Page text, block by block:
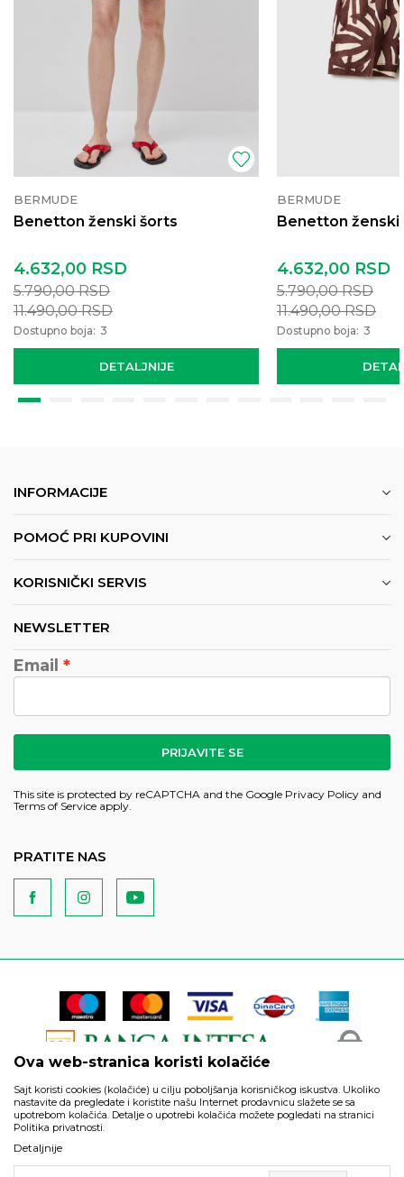
BERMUDE
Benetton ženski šorts
DETALJNIJE
4.632,00 RSD
5.790,00RSD
11.490,00RSD
Dostupno boja: 3
BERMUDE
Benetton ženski
4.632,00 RSD
5.790,00RSD
11.490,00RSD
Dostupno boja: 3
INFORMACIJE
POMOĆ PRI KUPOVINI
KORISNIČKI SERVIS
NEWSLETTER
Email
PRIJAVITE SE
This site is protected by reCAPTCHA and the Google Privacy Policy and
Terms of Service apply.
PRATITE NAS
artikli prikazani na sajtu su deo naše ponude i ne podrazumeva
da su dostupni u svakom trenutku.
Ova web-stranica koristi kolačiće
Sajt koristi cookies (kolačiće) u cilju poboljšanja korisničkog iskustva. Ukoliko
nastavite da pregledate i koristite našu Internet prodavnicu slažete se sa
upotrebom kolačića. Detalje o upotrebi kolačića možete pogledati na stranici
Politika privatnosti.
Detaljnije